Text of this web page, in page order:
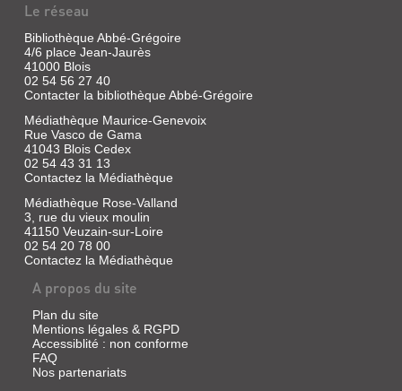
Le réseau
Bibliothèque Abbé-Grégoire
4/6 place Jean-Jaurès
41000 Blois
02 54 56 27 40
Contacter la bibliothèque Abbé-Grégoire
Médiathèque Maurice-Genevoix
Rue Vasco de Gama
41043 Blois Cedex
02 54 43 31 13
Contactez la Médiathèque
Médiathèque Rose-Valland
3, rue du vieux moulin
41150 Veuzain-sur-Loire
02 54 20 78 00
Contactez la Médiathèque
A propos du site
Plan du site
Mentions légales & RGPD
Accessiblité : non conforme
FAQ
Nos partenariats